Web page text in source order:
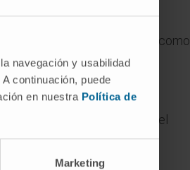
navegación y usabilidad
continuación, puede
en nuestra Política de
Marketing
misma raíz está en palabras como
como el experimento del
1977.